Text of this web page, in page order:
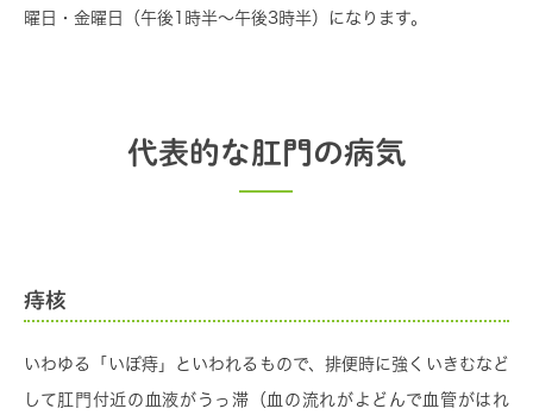
曜日・金曜日（午後1時半～午後3時半）になります。
代表的な肛門の病気
痔核
いわゆる「いぼ痔」といわれるもので、排便時に強くいきむなど
して肛門付近の血液がうっ滞（血の流れがよどんで血管がはれ